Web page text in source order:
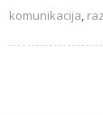
komunikacija,